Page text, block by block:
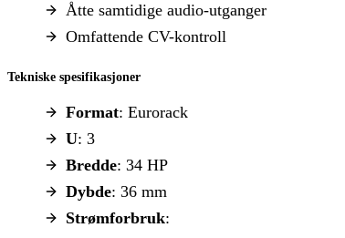
Åtte samtidige audio-utganger
Omfattende CV-kontroll
Tekniske spesifikasjoner
Format: Eurorack
U: 3
Bredde: 34 HP
Dybde: 36 mm
Strømforbruk: